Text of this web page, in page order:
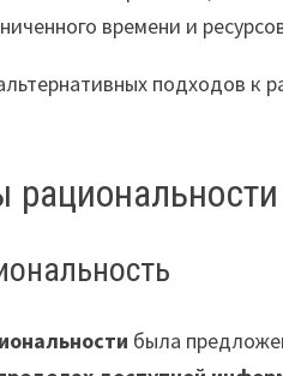
времени и
подходов к
была